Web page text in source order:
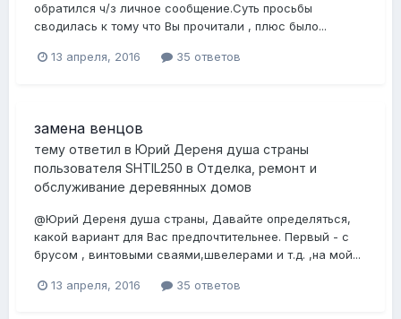
обратился ч/з личное сообщение.Суть просьбы
сводилась к тому что Вы прочитали , плюс было...
13 апреля, 2016 35 ответов
замена венцов
тему ответил в Юрий Дереня душа страны
пользователя SHTIL250 в Отделка, ремонт и
обслуживание деревянных домов
@Юрий Дереня душа страны, Давайте определяться,
какой вариант для Вас предпочтительнее. Первый - с
брусом , винтовыми сваями,швелерами и т.д. ,на мой...
13 апреля, 2016 35 ответов